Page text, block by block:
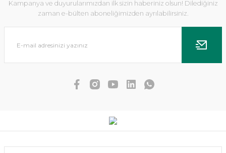
Echinodorus small bear IN VITRO
476,08 TL
452,28 TL
YENİ
Eleocharis parvula IN VITRO
Kampanya ve duyurularımızdan ilk sizin haberiniz olsun! Dilediğiniz
zaman e-bülten aboneliğimizden ayrılabilirsiniz.